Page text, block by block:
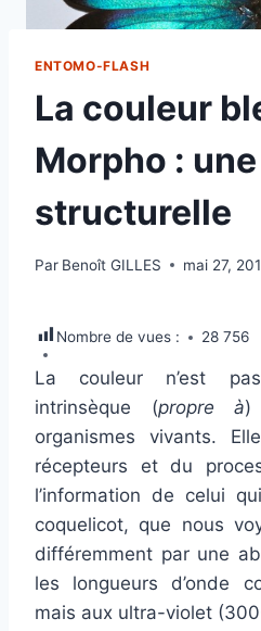
ENTOMO-FLASH
La couleur
Morpho :
structurelle
Par Benoît GILLES mai 27,
Nombre de vues : 28 756
La couleur n’est
intrinsèque (propre à)
organismes vivants.
récepteurs et du
l’information de celui
coquelicot, que nous
différemment par une
les longueurs d’onde
mais aux ultra-violet